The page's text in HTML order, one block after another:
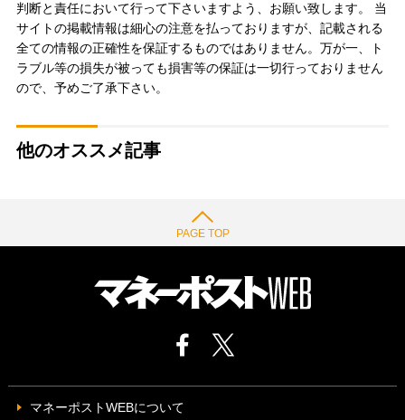
判断と責任において行って下さいますよう、お願い致します。 当
サイトの掲載情報は細心の注意を払っておりますが、記載される
全ての情報の正確性を保証するものではありません。万が一、ト
ラブル等の損失が被っても損害等の保証は一切行っておりません
ので、予めご了承下さい。
他のオススメ記事
PAGE TOP
マネーポストWEBについて